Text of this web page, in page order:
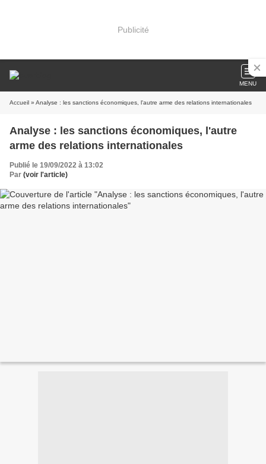
Publicité
MENU
Accueil » Analyse : les sanctions économiques, l'autre arme des relations internationales
Analyse : les sanctions économiques, l'autre
arme des relations internationales
Publié le 19/09/2022 à 13:02
Par (voir l'article)